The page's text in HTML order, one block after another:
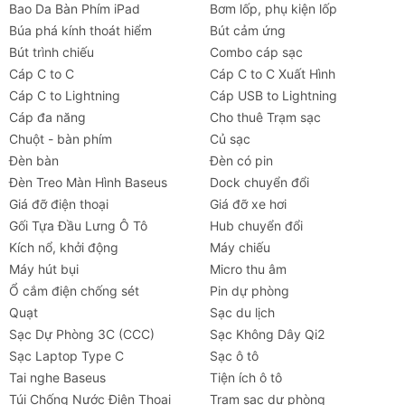
Chuẩn
từ tính
hỗ trợ
MagSafe Snap (Tương thích trực tiếp
iPhone 12 đến iPhone 17 series)
Góc
điều
chỉnh
Đầu trục xoay 180 độ hỗ trợ đổi góc
Tính
năng
nổi bật
Thao tác một tay, không dùng ngàm
kẹp, giác hút có thể rửa sạch để tái
sử dụng
Thiết bị
tương
thích
Hệ điều hành iOS, Android (Các máy
không có MagSafe dùng kèm miếng
dán kim loại)
Màu
sắc
Đen lịch lãm
Bao Da Bàn Phím iPad
Bơm lốp, phụ kiện lốp
Búa phá kính thoát hiểm
Bút cảm ứng
Bút trình chiếu
Combo cáp sạc
Cáp C to C
Cáp C to C Xuất Hình
Cáp C to Lightning
Cáp USB to Lightning
Cáp đa năng
Cho thuê Trạm sạc
Chuột - bàn phím
Củ sạc
Đèn bàn
Đèn có pin
Đèn Treo Màn Hình Baseus
Dock chuyển đổi
Giá đỡ điện thoại
Giá đỡ xe hơi
Gối Tựa Đầu Lưng Ô Tô
Hub chuyển đổi
Kích nổ, khởi động
Máy chiếu
Máy hút bụi
Micro thu âm
Ổ cắm điện chống sét
Pin dự phòng
Quạt
Sạc du lịch
Sạc Dự Phòng 3C (CCC)
Sạc Không Dây Qi2
Sạc Laptop Type C
Sạc ô tô
Tai nghe Baseus
Tiện ích ô tô
Túi Chống Nước Điện Thoại
Trạm sạc dự phòng